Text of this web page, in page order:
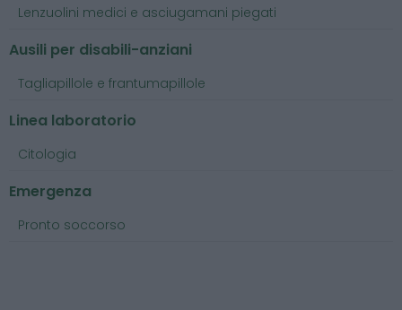
Lenzuolini medici e asciugamani piegati
Ausili per disabili-anziani
Tagliapillole e frantumapillole
Linea laboratorio
Citologia
Emergenza
Pronto soccorso